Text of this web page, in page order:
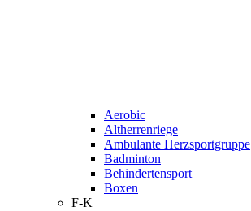
Aerobic
Altherrenriege
Ambulante Herzsportgruppe
Badminton
Behindertensport
Boxen
F-K